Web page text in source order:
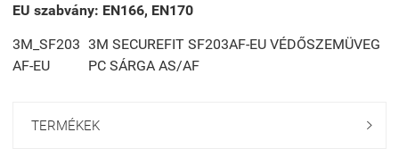
EU szabvány: EN166, EN170
3M_SF203
AF-EU
3M SECUREFIT SF203AF-EU VÉDŐSZEMÜVEG
PC SÁRGA AS/AF
TERMÉKEK 